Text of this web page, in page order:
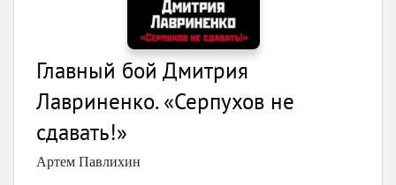
Главный бой Дмитрия
Лавриненко. «Серпухов не
сдавать!»
Артем Павлихин